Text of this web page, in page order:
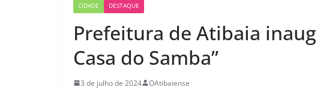
CIDADE DESTAQUE
Prefeitura de Atibaia
Casa do Samba”
3 de julho de 2024 OAtibaiense